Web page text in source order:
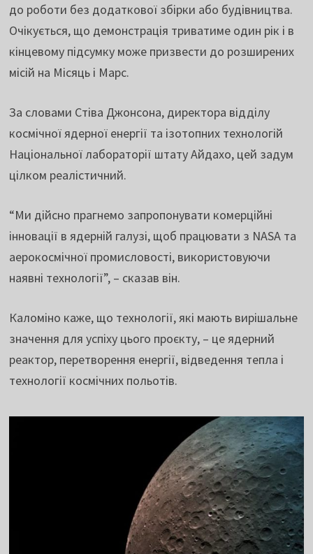
до роботи без додаткової збірки або будівництва.
Очікується, що демонстрація триватиме один рік і в
кінцевому підсумку може призвести до розширених
місій на Місяць і Марс.
За словами Стіва Джонсона, директора відділу
космічної ядерної енергії та ізотопних технологій
Національної лабораторії штату Айдахо, цей задум
цілком реалістичний.
“Ми дійсно прагнемо запропонувати комерційні
інновації в ядерній галузі, щоб працювати з NASA та
аерокосмічної промисловості, використовуючи
наявні технології”, – сказав він.
Каломіно каже, що технології, які мають вирішальне
значення для успіху цього проєкту, – це ядерний
реактор, перетворення енергії, відведення тепла і
технології космічних польотів.